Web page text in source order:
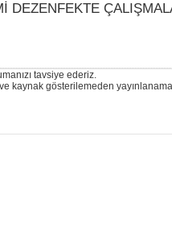
DEZENFEKTE
tavsiye ederiz.
kaynak gösterilemeden